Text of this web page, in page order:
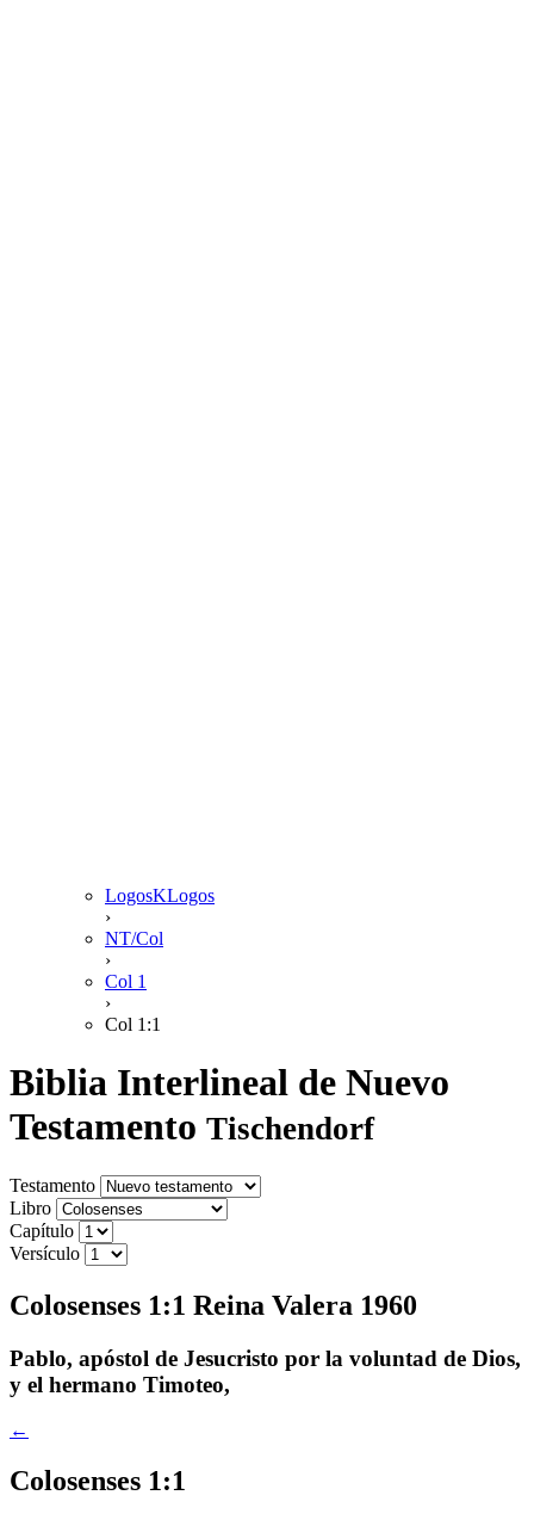
LogosKLogos
›
NT/Col
›
Col 1
›
Col 1:1
Biblia Interlineal de Nuevo
Testamento Tischendorf
Testamento
Libro
Capítulo
Versículo
Colosenses 1:1 Reina Valera 1960
Pablo, apóstol de Jesucristo por la voluntad de Dios,
y el hermano Timoteo,
←
Colosenses 1:1